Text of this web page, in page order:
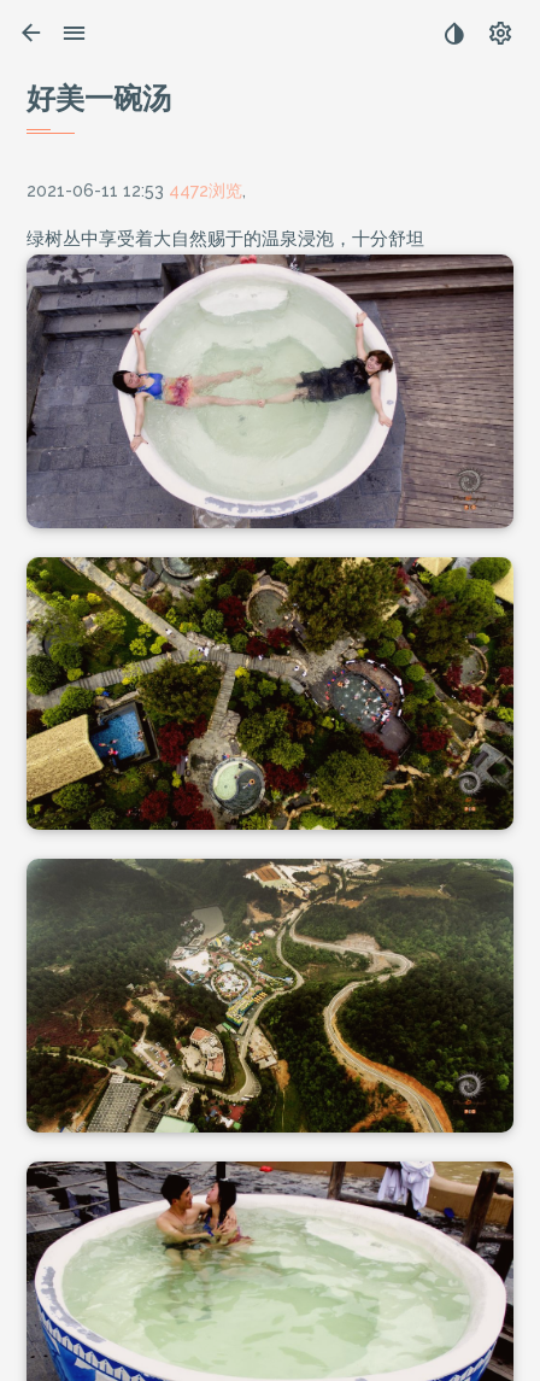
好美一碗汤
2021-06-11 12:53 4472浏览
绿树丛中享受着大自然赐于的温泉浸泡，十分舒坦